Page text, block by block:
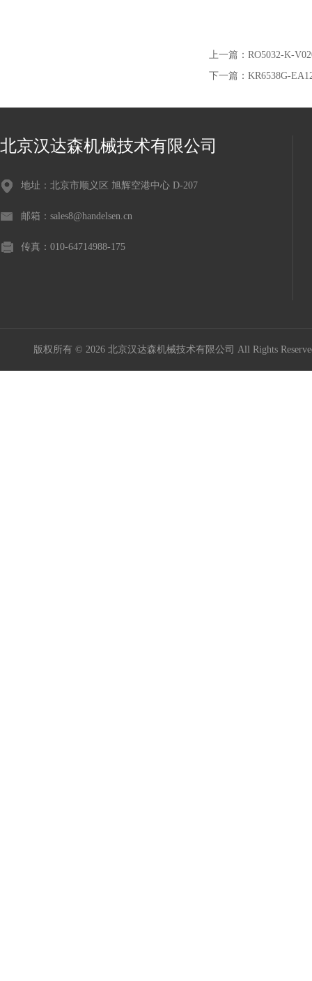
上一篇： RO5032-K-
下一篇： KR6538G-
北京汉达森机械技术有限公司
地址：北京市顺义区 旭辉空港中心 D-207
邮箱：sales8@handelsen.cn
传真：010-64714988-175
版权所有 © 2026 北京汉达森机械技术有限公司 All Rights